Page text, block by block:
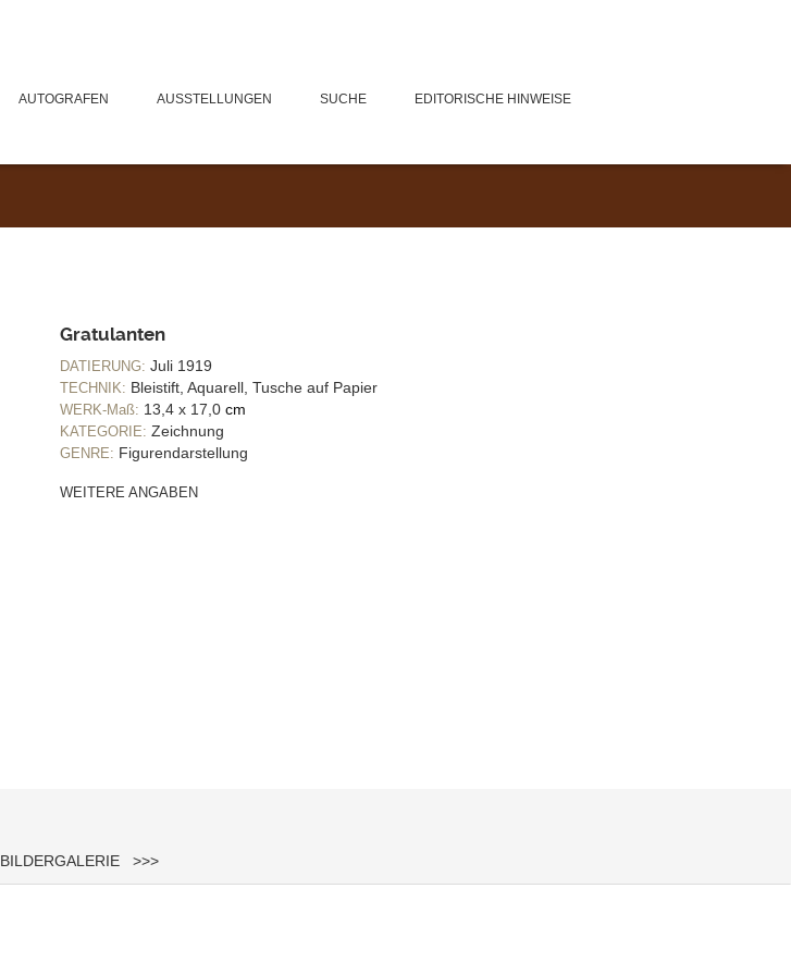
AUTOGRAFEN AUSSTELLUNGEN SUCHE EDITORISCHE HINWEISE
Gratulanten
DATIERUNG: Juli 1919
TECHNIK: Bleistift, Aquarell, Tusche auf Papier
WERK-Maß: 13,4 x 17,0 cm
KATEGORIE: Zeichnung
GENRE: Figurendarstellung
WEITERE ANGABEN
BILDERGALERIE >>>